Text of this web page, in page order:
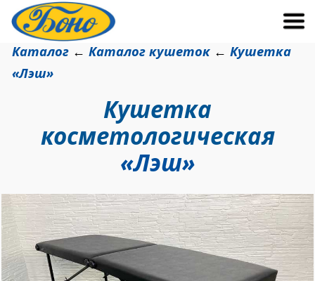
Каталог ← Каталог кушеток ← Кушетка
«Лэш»
Кушетка
косметологическая
«Лэш»